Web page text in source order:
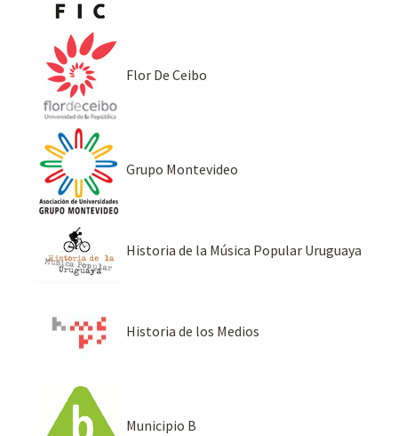
Flor De Ceibo
Grupo Montevideo
Historia de la Música Popular Uruguaya
Historia de los Medios
Municipio B